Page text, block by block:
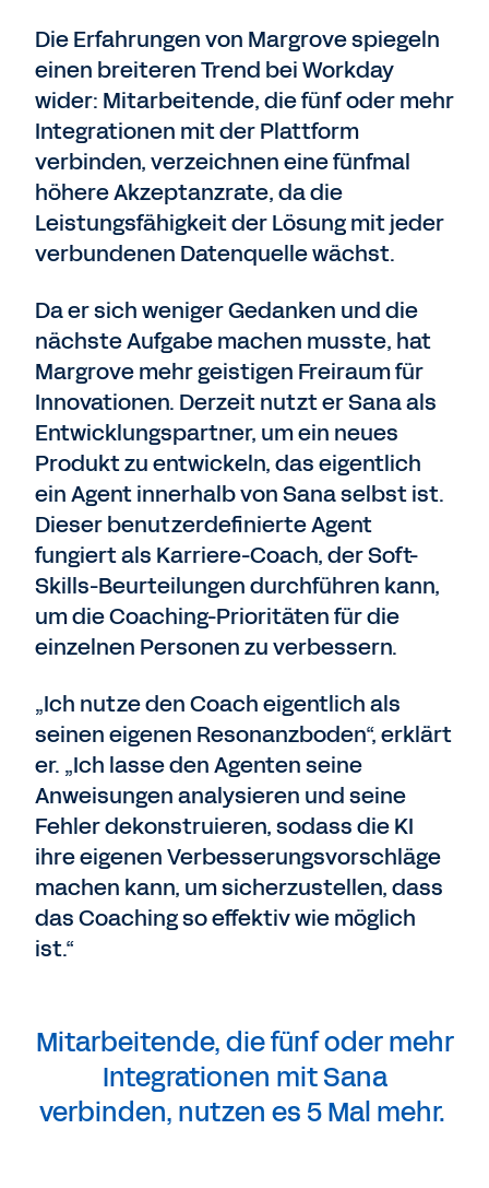
Die Erfahrungen von Margrove spiegeln
einen breiteren Trend bei Workday
wider: Mitarbeitende, die fünf oder mehr
Integrationen mit der Plattform
verbinden, verzeichnen eine fünfmal
höhere Akzeptanzrate, da die
Leistungsfähigkeit der Lösung mit jeder
verbundenen Datenquelle wächst.
Da er sich weniger Gedanken und die
nächste Aufgabe machen musste, hat
Margrove mehr geistigen Freiraum für
Innovationen. Derzeit nutzt er Sana als
Entwicklungspartner, um ein neues
Produkt zu entwickeln, das eigentlich
ein Agent innerhalb von Sana selbst ist.
Dieser benutzerdefinierte Agent
fungiert als Karriere-Coach, der Soft-
Skills-Beurteilungen durchführen kann,
um die Coaching-Prioritäten für die
einzelnen Personen zu verbessern.
„Ich nutze den Coach eigentlich als
seinen eigenen Resonanzboden“, erklärt
er. „Ich lasse den Agenten seine
Anweisungen analysieren und seine
Fehler dekonstruieren, sodass die KI
ihre eigenen Verbesserungsvorschläge
machen kann, um sicherzustellen, dass
das Coaching so effektiv wie möglich
ist.“
Mitarbeitende, die fünf oder mehr
Integrationen mit Sana
verbinden, nutzen es 5 Mal mehr.